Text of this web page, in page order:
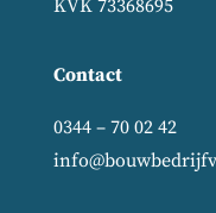
KVK 73368695
Contact
0344 – 70 02 42